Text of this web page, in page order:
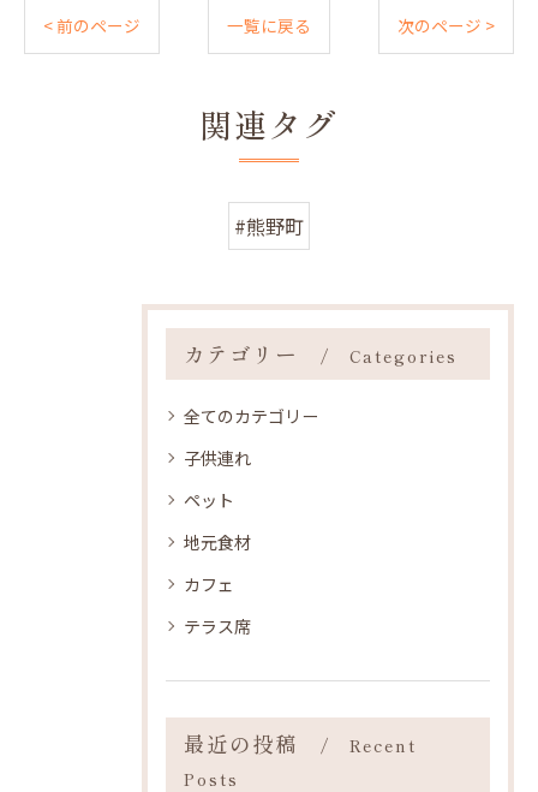
< 前のページ 一覧に戻る 次のページ >
関連タグ
#熊野町
カテゴリー Categories
全てのカテゴリー
子供連れ
ペット
地元食材
カフェ
テラス席
最近の投稿
Recent
Posts